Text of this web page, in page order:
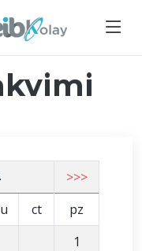
>>>
ct
pz
1